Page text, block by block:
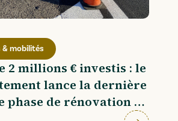
& mobilités
2 millions € investis : le
lance la dernière
phase de rénovation de